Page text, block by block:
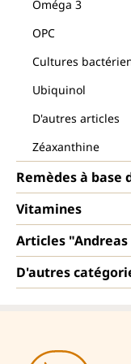
Oméga 3
OPC
Cultures
Ubiquinol
D'autres articles
Zéaxanthine
Remèdes à base
Vitamines
Articles
D'autres